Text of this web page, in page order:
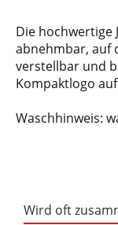
Die hochwertige
abnehmbar, auf
verstellbar und
Kompaktlogo
Waschhinweis:
Wird oft